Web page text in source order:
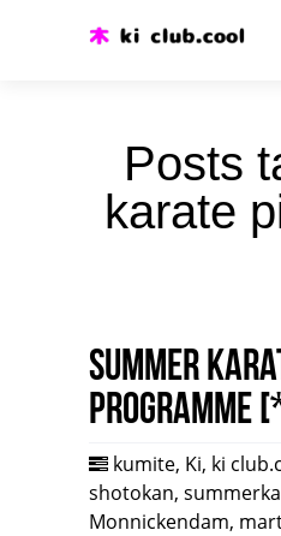
Posts
karate
Summer
programme
kumite, Ki, ki
shotokan,
Monnickendam,